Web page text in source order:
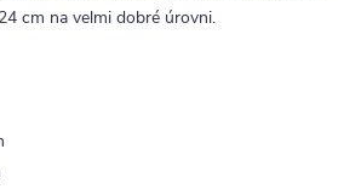
cm na velmi dobré úrovni.